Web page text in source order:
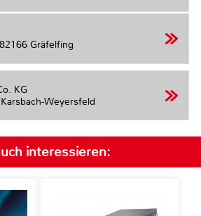
82166 Gräfelfing
KG
Weyersfeld
interessieren: